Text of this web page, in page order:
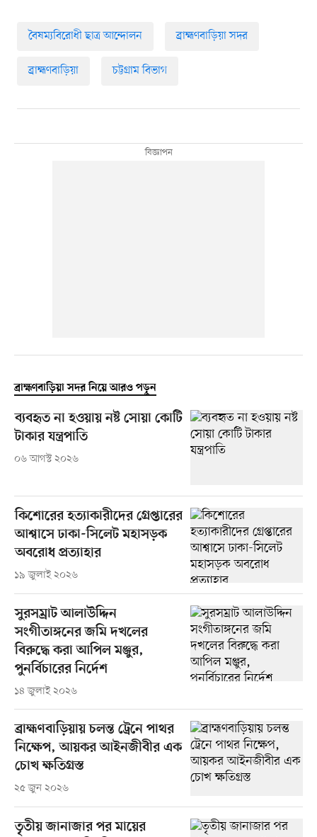
বৈষম্যবিরোধী ছাত্র আন্দোলন ব্রাহ্মণবাড়িয়া সদর
ব্রাহ্মণবাড়িয়া চট্টগ্রাম বিভাগ
ব্রাহ্মণবাড়িয়া সদর নিয়ে আরও পড়ুন
ব্যবহৃত না হওয়ায় নষ্ট সোয়া কোটি
টাকার যন্ত্রপাতি
০৬ আগস্ট ২০২৬
কিশোরের হত্যাকারীদের গ্রেপ্তারের
আশ্বাসে ঢাকা-সিলেট মহাসড়ক
অবরোধ প্রত্যাহার
১৯ জুলাই ২০২৬
সুরসম্রাট আলাউদ্দিন
সংগীতাঙ্গনের জমি দখলের
বিরুদ্ধে করা আপিল মঞ্জুর,
পুনর্বিচারের নির্দেশ
১৪ জুলাই ২০২৬
ব্রাহ্মণবাড়িয়ায় চলন্ত ট্রেনে পাথর
নিক্ষেপ, আয়কর আইনজীবীর এক
চোখ ক্ষতিগ্রস্ত
২৫ জুন ২০২৬
তৃতীয় জানাজার পর মায়ের